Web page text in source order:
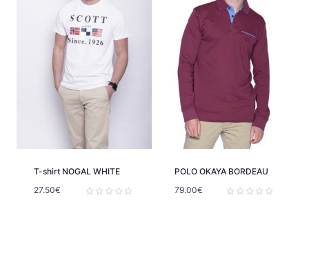
T-shirt NOGAL WHITE
27.50€
POLO OKAYA BORDEAU
79.00€